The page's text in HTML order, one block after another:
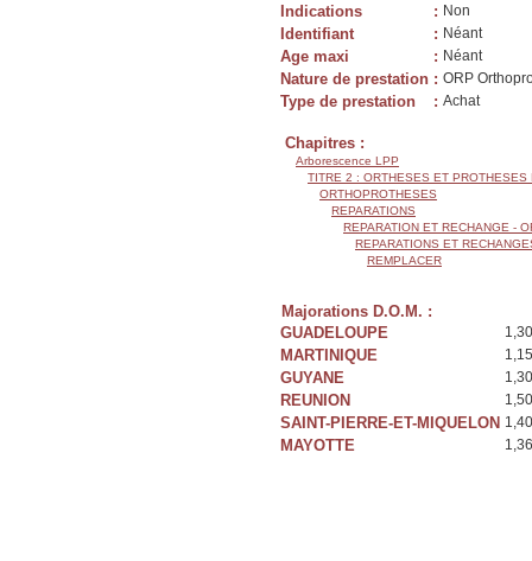
Indications : Non
Identifiant : Néant
Age maxi : Néant
Nature de prestation : ORP
Type de prestation : Achat
Chapitres :
Arborescence LPP
TITRE 2 : ORTHESES ET PROTHESES
ORTHOPROTHESES
REPARATIONS
REPARATION ET RECHANGE -
REPARATIONS ET
REMPLACER
Majorations D.O.M. :
GUADELOUPE
MARTINIQUE
GUYANE
REUNION
SAINT-PIERRE-ET-MIQUELON
MAYOTTE